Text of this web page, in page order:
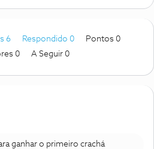
6 Respondido 0
Pontos 0
0 A Seguir 0
ganhar o primeiro crachá